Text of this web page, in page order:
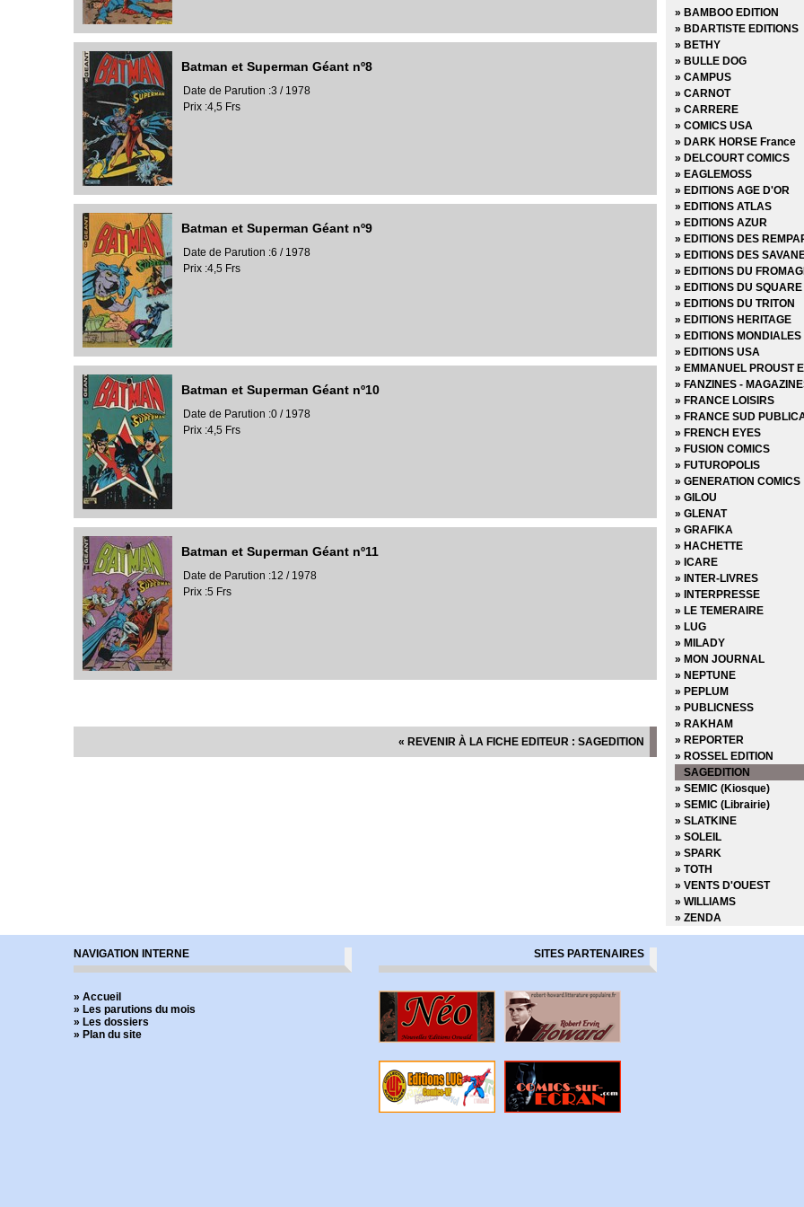
Batman et Superman Géant nº8
Date de Parution :3 / 1978
Prix :4,5 Frs
Batman et Superman Géant nº9
Date de Parution :6 / 1978
Prix :4,5 Frs
Batman et Superman Géant nº10
Date de Parution :0 / 1978
Prix :4,5 Frs
Batman et Superman Géant nº11
Date de Parution :12 / 1978
Prix :5 Frs
« REVENIR À LA FICHE EDITEUR : SAGEDITION
» BAMBOO EDITION
» BDARTISTE EDITIONS
» BETHY
» BULLE DOG
» CAMPUS
» CARNOT
» CARRERE
» COMICS USA
» DARK HORSE France
» DELCOURT COMICS
» EAGLEMOSS
» EDITIONS AGE D'OR
» EDITIONS ATLAS
» EDITIONS AZUR
» EDITIONS DES
» EDITIONS DES
» EDITIONS DU
» EDITIONS DU SQUARE
» EDITIONS DU TRITON
» EDITIONS HERITAGE
» EDITIONS MONDIALES
» EDITIONS USA
» EMMANUEL PROUST
» FANZINES -
» FRANCE LOISIRS
» FRANCE SUD
» FRENCH EYES
» FUSION COMICS
» FUTUROPOLIS
» GENERATION COMICS
» GILOU
» GLENAT
» GRAFIKA
» HACHETTE
» ICARE
» INTER-LIVRES
» INTERPRESSE
» LE TEMERAIRE
» LUG
» MILADY
» MON JOURNAL
» NEPTUNE
» PEPLUM
» PUBLICNESS
» RAKHAM
» REPORTER
» ROSSEL EDITION
SAGEDITION
» SEMIC (Kiosque)
» SEMIC (Librairie)
» SLATKINE
» SOLEIL
» SPARK
» TOTH
» VENTS D'OUEST
» WILLIAMS
» ZENDA
NAVIGATION INTERNE
» Accueil
» Les parutions du mois
» Les dossiers
» Plan du site
SITES PARTENAIRES